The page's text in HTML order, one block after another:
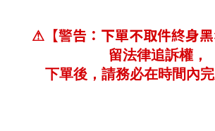
⚠ 【警告：下單不取件終身
留法律追訴權，
下單後，請務必在時間內完